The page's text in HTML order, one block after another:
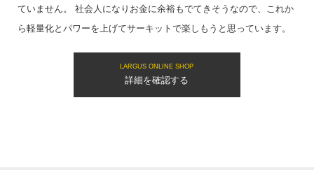
ていません。 社会人になりお金に余裕もでてきそうなので、これか
ら軽量化とパワーを上げてサーキットで楽しもうと思っています。
LARGUS ONLINE SHOP
詳細を確認する